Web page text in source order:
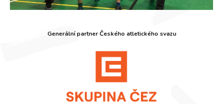
Generální partner Českého atletického svazu